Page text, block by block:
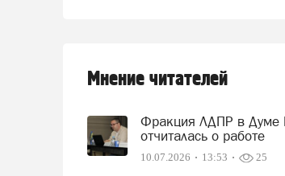
Мнение читателей
Фракция ЛДПР в Думе
отчиталась о работе
10.07.2026 13:53 25